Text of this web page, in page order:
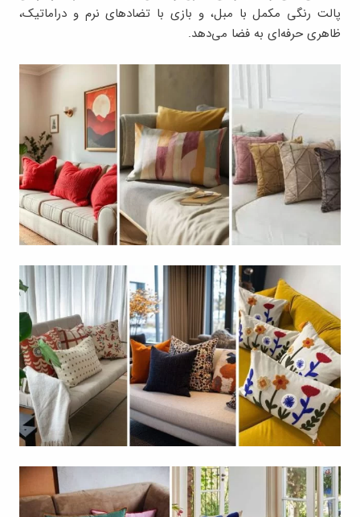
پالت رنگی مکمل با مبل، و بازی با تضادهای نرم و دراماتیک،
ظاهری حرفه‌ای به فضا می‌دهد.